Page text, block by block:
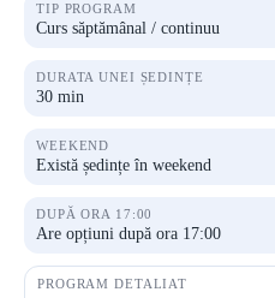
TIP PROGRAM
Curs săptămânal / continuu
DURATA UNEI ȘEDINȚE
30 min
WEEKEND
Există ședințe în weekend
DUPĂ ORA 17:00
Are opțiuni după ora 17:00
PROGRAM DETALIAT